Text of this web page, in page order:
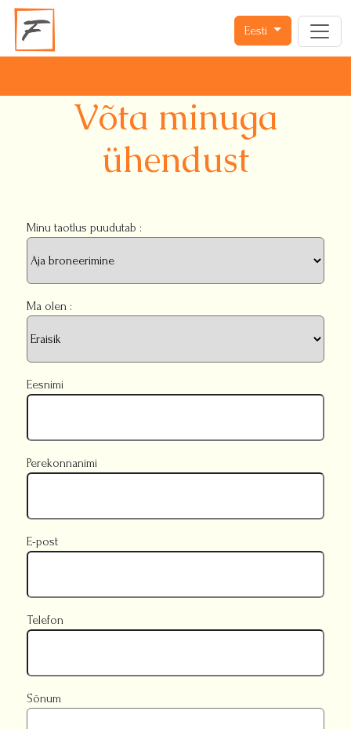
Eesti
Võta minuga
ühendust
Minu taotlus puudutab :
Ma olen :
Eesnimi
Perekonnanimi
E-post
Telefon
Sõnum